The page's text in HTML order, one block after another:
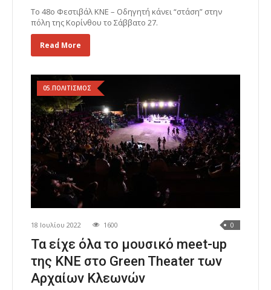
Το 48ο Φεστιβάλ ΚΝΕ – Οδηγητή κάνει “στάση” στην
πόλη της Κορίνθου το Σάββατο 27.
Read More
05.ΠΟΛΙΤΙΣΜΟΣ
18 Ιουλίου 2022 1600 0
Τα είχε όλα το μουσικό meet-up
της ΚΝΕ στο Green Theater των
Αρχαίων Κλεωνών